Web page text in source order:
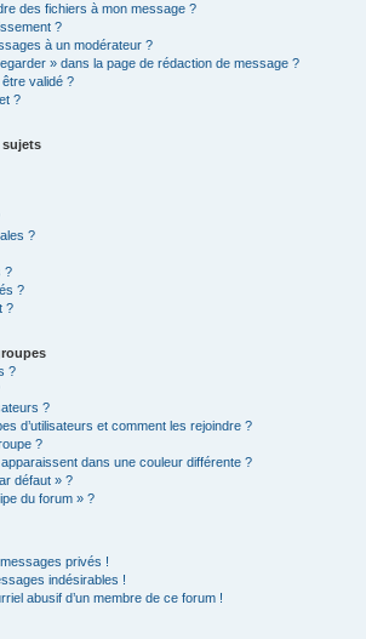
des fichiers à mon message ?
?
à un modérateur ?
» dans la page de rédaction de message ?
validé ?
?
sujets
?
?
?
?
?
?
d’utilisateurs et comment les rejoindre ?
?
dans une couleur différente ?
défaut » ?
du forum » ?
privés !
indésirables !
abusif d’un membre de ce forum !